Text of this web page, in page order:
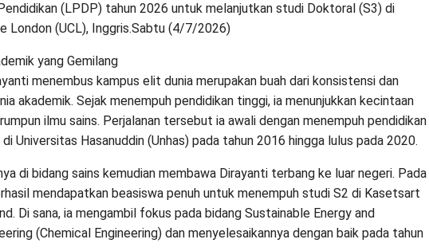
(LPDP) tahun 2026 untuk melanjutkan studi Doktoral (S3) di
London (UCL), Inggris.Sabtu (4/7/2026)
yang Gemilang
menembus kampus elit dunia merupakan buah dari konsistensi dan
akademik. Sejak menempuh pendidikan tinggi, ia menunjukkan kecintaan
ilmu sains. Perjalanan tersebut ia awali dengan menempuh pendidikan
Universitas Hasanuddin (Unhas) pada tahun 2016 hingga lulus pada 2020.
di bidang sains kemudian membawa Dirayanti terbang ke luar negeri. Pada
mendapatkan beasiswa penuh untuk menempuh studi S2 di Kasetsart
Di sana, ia mengambil fokus pada bidang Sustainable Energy and
(Chemical Engineering) dan menyelesaikannya dengan baik pada tahun